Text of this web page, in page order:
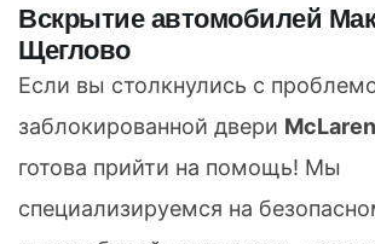
Вскрытие автомобилей
Щеглово
Если вы столкнулись с
заблокированной двери McLaren
готова прийти на помощь! Мы
специализируемся на